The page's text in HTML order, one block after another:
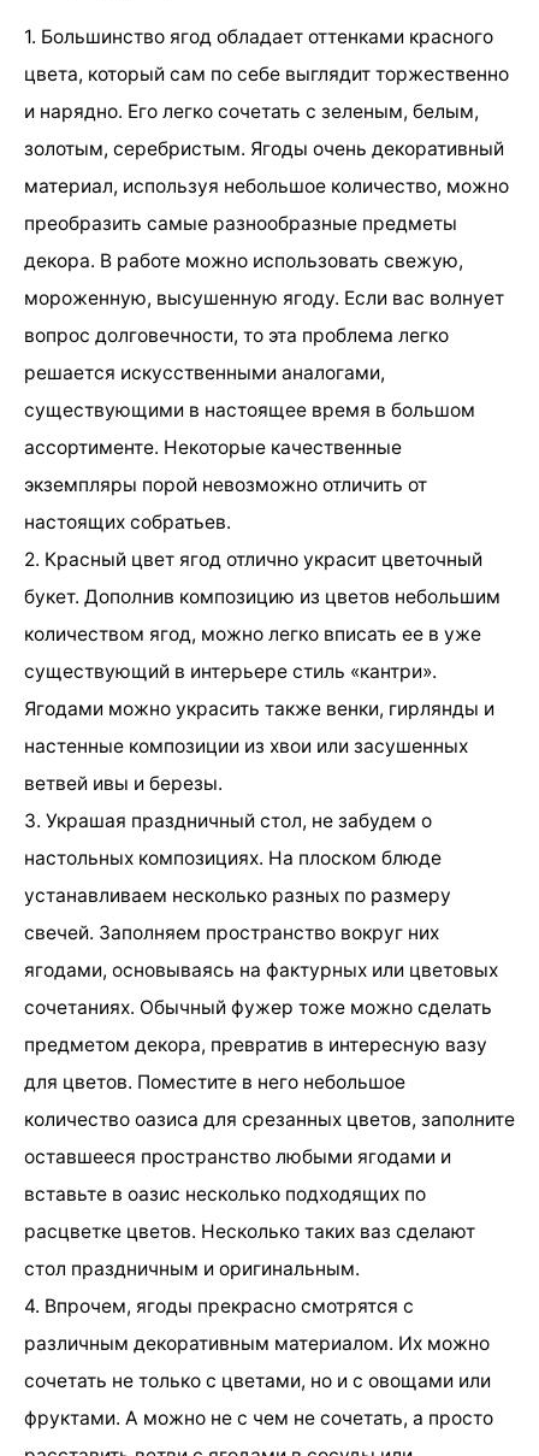
1. Большинство ягод обладает оттенками красного
цвета, который сам по себе выглядит торжественно
и нарядно. Его легко сочетать с зеленым, белым,
золотым, серебристым. Ягоды очень декоративный
материал, используя небольшое количество, можно
преобразить самые разнообразные предметы
декора. В работе можно использовать свежую,
мороженную, высушенную ягоду. Если вас волнует
вопрос долговечности, то эта проблема легко
решается искусственными аналогами,
существующими в настоящее время в большом
ассортименте. Некоторые качественные
экземпляры порой невозможно отличить от
настоящих собратьев.
2. Красный цвет ягод отлично украсит цветочный
букет. Дополнив композицию из цветов небольшим
количеством ягод, можно легко вписать ее в уже
существующий в интерьере стиль «кантри».
Ягодами можно украсить также венки, гирлянды и
настенные композиции из хвои или засушенных
ветвей ивы и березы.
3. Украшая праздничный стол, не забудем о
настольных композициях. На плоском блюде
устанавливаем несколько разных по размеру
свечей. Заполняем пространство вокруг них
ягодами, основываясь на фактурных или цветовых
сочетаниях. Обычный фужер тоже можно сделать
предметом декора, превратив в интересную вазу
для цветов. Поместите в него небольшое
количество оазиса для срезанных цветов, заполните
оставшееся пространство любыми ягодами и
вставьте в оазис несколько подходящих по
расцветке цветов. Несколько таких ваз сделают
стол праздничным и оригинальным.
4. Впрочем, ягоды прекрасно смотрятся с
различным декоративным материалом. Их можно
сочетать не только с цветами, но и с овощами или
фруктами. А можно не с чем не сочетать, а просто